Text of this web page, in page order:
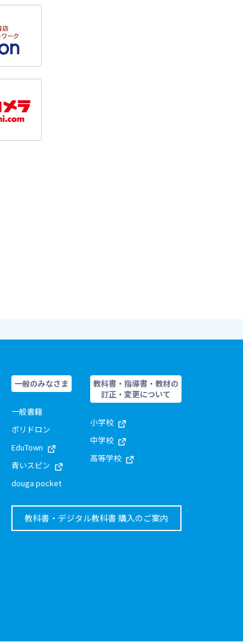
一般のみなさま
一般書籍
ポリドロン
EduTown
青いスピン
douga pocket
教科書・指導書・教材の
訂正・変更について
小学校
中学校
高等学校
教科書・デジタル教科書 購入のご案内